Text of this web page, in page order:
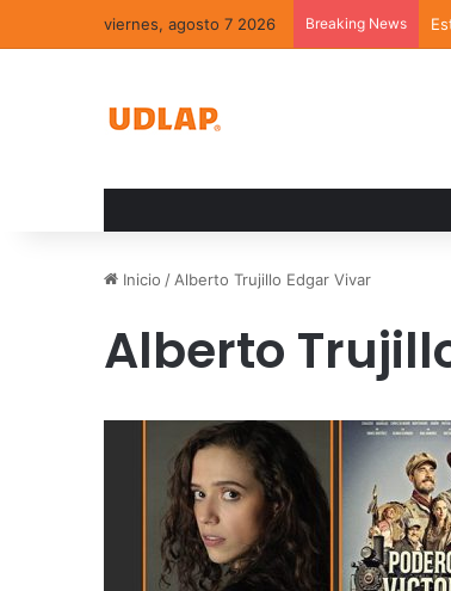
viernes, agosto 7 2026 Breaking News
Inicio / Alberto Trujillo Edgar Vivar
Alberto